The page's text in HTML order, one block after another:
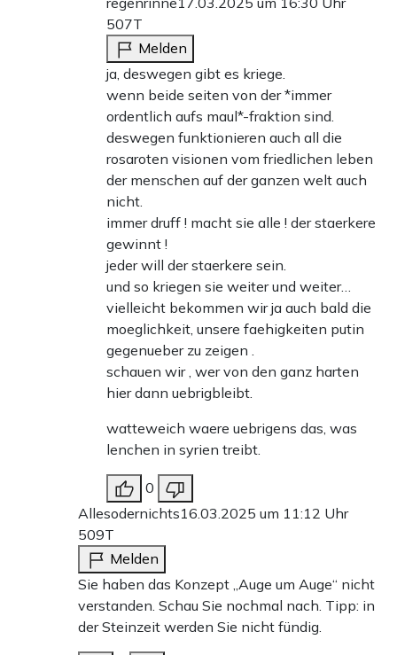
507T
Melden
ja, deswegen gibt es kriege.
wenn beide seiten von der *immer
ordentlich aufs maul*-fraktion sind.
deswegen funktionieren auch all die
rosaroten visionen vom friedlichen leben
der menschen auf der ganzen welt auch
nicht.
immer druff ! macht sie alle ! der staerkere
gewinnt !
jeder will der staerkere sein.
und so kriegen sie weiter und weiter…
vielleicht bekommen wir ja auch bald die
moeglichkeit, unsere faehigkeiten putin
gegenueber zu zeigen .
schauen wir , wer von den ganz harten
hier dann uebrigbleibt.
watteweich waere uebrigens das, was
lenchen in syrien treibt.
0
Allesodernichts16.03.2025 um 11:12 Uhr
509T
Melden
Sie haben das Konzept „Auge um Auge“ nicht
verstanden. Schau Sie nochmal nach. Tipp: in
der Steinzeit werden Sie nicht fündig.